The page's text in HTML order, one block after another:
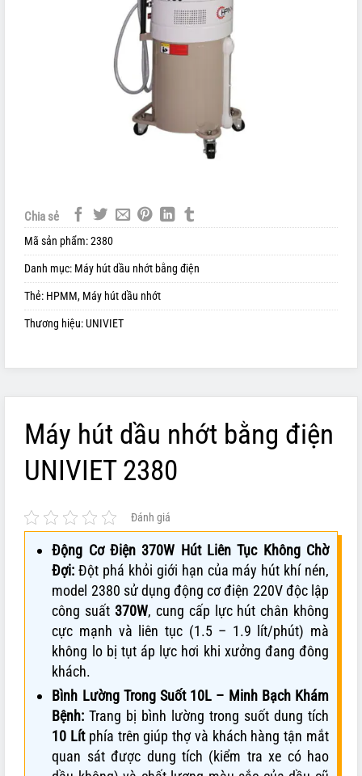
Chia sẻ
Mã sản phẩm:2380
Danh mục: Máy hút dầu nhớt bằng điện
Thẻ: HPMM, Máy hút dầu nhớt
Thương hiệu:UNIVIET
Máy hút dầu nhớt bằng điện
UNIVIET 2380
Đánh giá
Động Cơ Điện 370W Hút Liên Tục Không Chờ
Đợi: Đột phá khỏi giới hạn của máy hút khí nén,
model 2380 sử dụng động cơ điện 220V độc lập
công suất 370W, cung cấp lực hút chân không
cực mạnh và liên tục (1.5 – 1.9 lít/phút) mà
không lo bị tụt áp lực hơi khi xưởng đang đông
khách.
Bình Lường Trong Suốt 10L – Minh Bạch Khám
Bệnh: Trang bị bình lường trong suốt dung tích
10 Lítphía trên giúp thợ và khách hàng tận mắt
quan sát được dung tích (kiểm tra xe có hao